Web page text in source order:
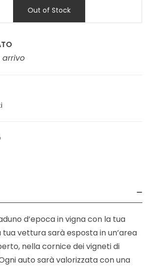
Out of Stock
arrivo
d’epoca in vigna con la tua
vettura sarà esposta in un’area
nella cornice dei vigneti di
auto sarà valorizzata con una